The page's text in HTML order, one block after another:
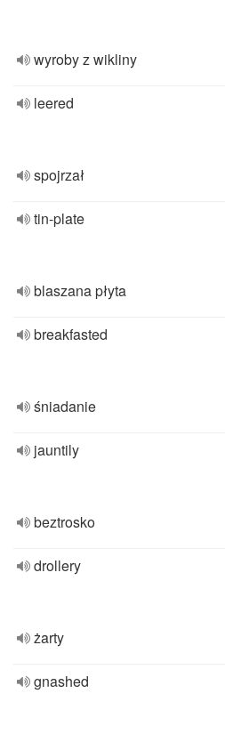
wyroby z wikliny
leered
spojrzał
tin-plate
blaszana płyta
breakfasted
śniadanie
jauntily
beztrosko
drollery
żarty
gnashed